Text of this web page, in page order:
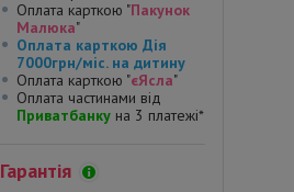
Оплата карткою "Пакунок
Малюка"
Оплата карткою Дія
7000грн/міс. на дитину
Оплата карткою "єЯсла"
Оплата частинами від
Приватбанку на 3 платежі*
Гарантія